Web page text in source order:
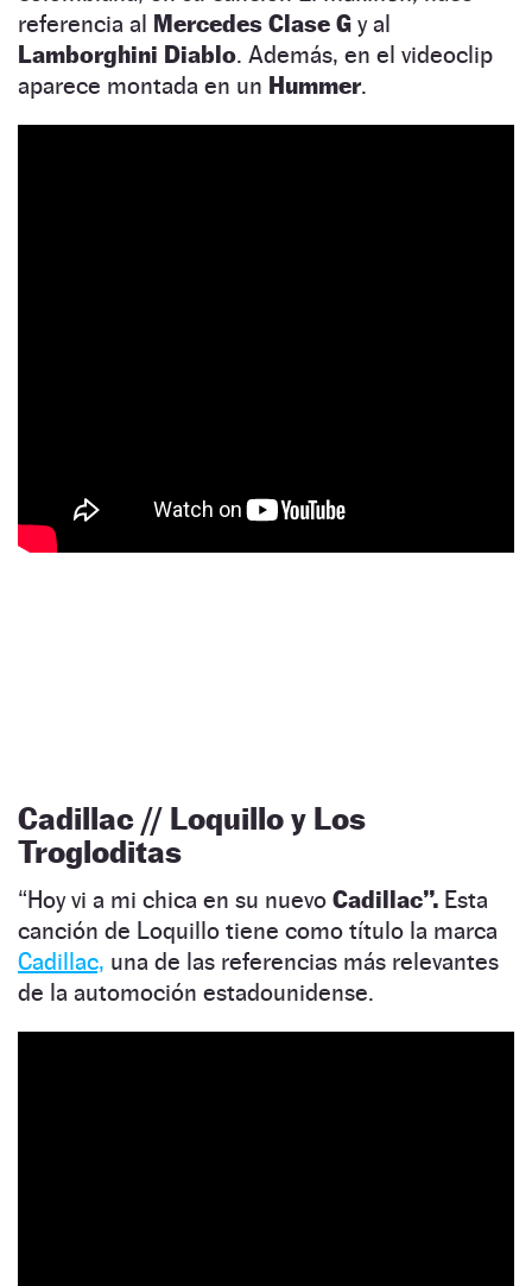
referencia al Mercedes Clase G y al
Lamborghini Diablo. Además, en el videoclip
aparece montada en un Hummer.
Cadillac // Loquillo y Los
Trogloditas
“Hoy vi a mi chica en su nuevo Cadillac”. Esta
canción de Loquillo tiene como título la marca
Cadillac, una de las referencias más relevantes
de la automoción estadounidense.